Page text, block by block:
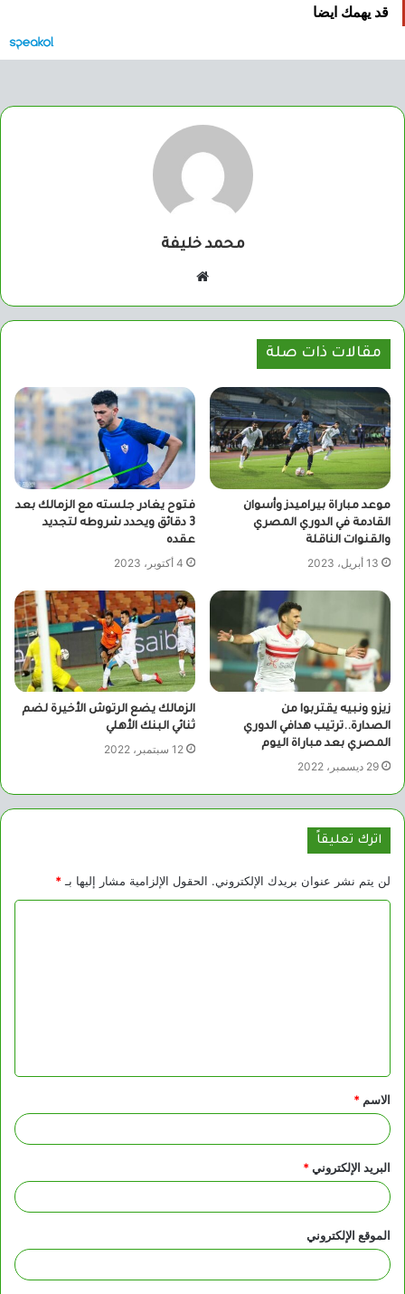
قد يهمك ايضا
محمد خليفة
مقالات ذات صلة
موعد مباراة بيراميدز وأسوان
القادمة في الدوري المصري
والقنوات الناقلة
13 أبريل، 2023
فتوح يغادر جلسته مع الزمالك بعد
3 دقائق ويحدد شروطه لتجديد
عقده
4 أكتوبر، 2023
زيزو ونبيه يقتربوا من
الصدارة..ترتيب هدافي الدوري
المصري بعد مباراة اليوم
29 ديسمبر، 2022
الزمالك يضع الرتوش الأخيرة لضم
ثنائي البنك الأهلي
12 سبتمبر، 2022
اترك تعليقاً
لن يتم نشر عنوان بريدك الإلكتروني. الحقول الإلزامية مشار إليها بـ *
ق
*
الاسم *
البريد الإلكتروني*
الموقع الإلكتروني